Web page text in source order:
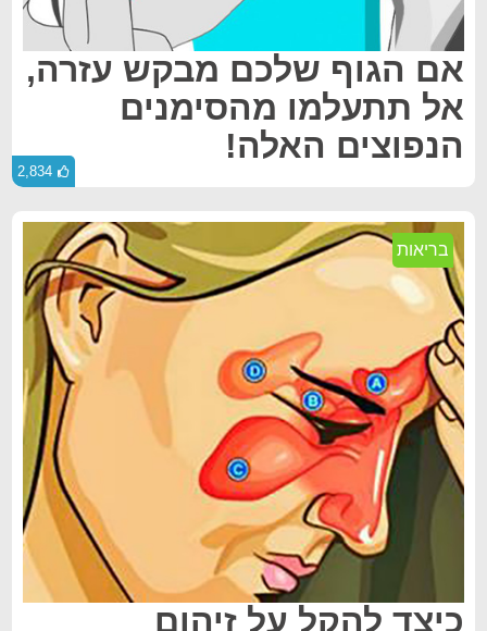
אם הגוף שלכם מבקש עזרה,
אל תתעלמו מהסימנים
הנפוצים האלה!
2,834
בריאות
כיצד להקל על זיהום